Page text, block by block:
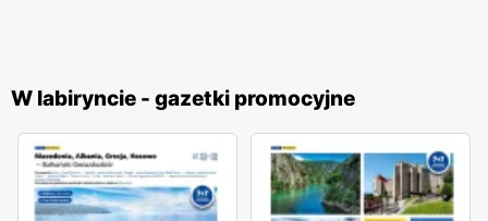
W labiryncie - gazetki promocyjne